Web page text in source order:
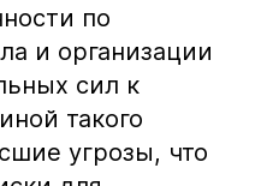
по
и организации
сил к
такого
угрозы, что